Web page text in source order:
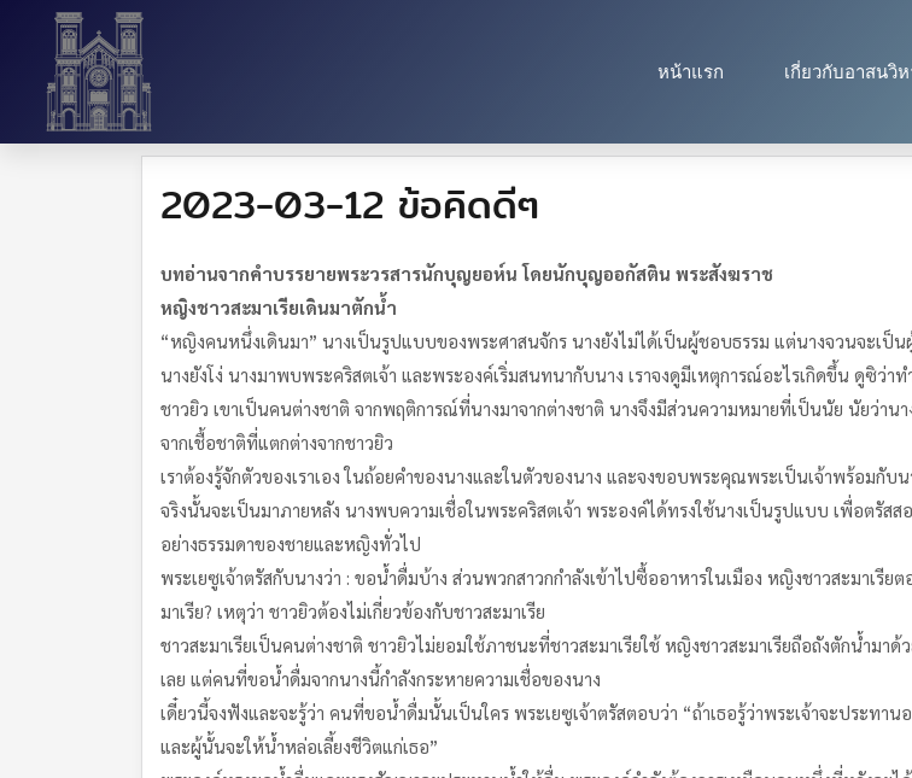
หน้าแรก เกี่ยวกับอาสนวิ
2023-03-12 ข้อคิดดีๆ
บทอ่านจากคำบรรยายพระวรสารนักบุญยอห์น โดยนักบุญออกัสติน พระสังฆราช
หญิงชาวสะมาเรียเดินมาตักน้ำ
“หญิงคนหนึ่งเดินมา” นางเป็นรูปแบบของพระศาสนจักร นางยังไม่ได้เป็นผู้ชอบธรรม แต่นางจวนจะเป็น
นางยังโง่ นางมาพบพระคริสตเจ้า และพระองค์เริ่มสนทนากับนาง เราจงดูมีเหตุการณ์อะไรเกิดขึ้น ดูซิว่า
ชาวยิว เขาเป็นคนต่างชาติ จากพฤติการณ์ที่นางมาจากต่างชาติ นางจึงมีส่วนความหมายที่เป็นนัย นัยว่า
จากเชื้อชาติที่แตกต่างจากชาวยิว
เราต้องรู้จักตัวของเราเอง ในถ้อยคำของนางและในตัวของนาง และจงขอบพระคุณพระเป็นเจ้าพร้อมกับ
จริงนั้นจะเป็นมาภายหลัง นางพบความเชื่อในพระคริสตเจ้า พระองค์ได้ทรงใช้นางเป็นรูปแบบ เพื่อตรัส
อย่างธรรมดาของชายและหญิงทั่วไป
พระเยซูเจ้าตรัสกับนางว่า : ขอน้ำดื่มบ้าง ส่วนพวกสาวกกำลังเข้าไปซื้ออาหารในเมือง หญิงชาวสะมาเรี
มาเรีย? เหตุว่า ชาวยิวต้องไม่เกี่ยวข้องกับชาวสะมาเรีย
ชาวสะมาเรียเป็นคนต่างชาติ ชาวยิวไม่ยอมใช้ภาชนะที่ชาวสะมาเรียใช้ หญิงชาวสะมาเรียถือถังตักน้ำม
เลย แต่คนที่ขอน้ำดื่มจากนางนี้กำลังกระหายความเชื่อของนาง
เดี๋ยวนี้จงฟังและจะรู้ว่า คนที่ขอน้ำดื่มนั้นเป็นใคร พระเยซูเจ้าตรัสตอบว่า “ถ้าเธอรู้ว่าพระเจ้าจะประทา
และผู้นั้นจะให้น้ำหล่อเลี้ยงชีวิตแก่เธอ”